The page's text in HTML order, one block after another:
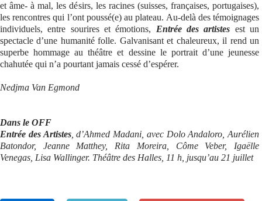
et âme- à mal, les désirs, les racines (suisses, françaises, portugaises),
les rencontres qui l’ont poussé(e) au plateau. Au-delà des témoignages
individuels, entre sourires et émotions, Entrée des artistes est un
spectacle d’une humanité folle. Galvanisant et chaleureux, il rend un
superbe hommage au théâtre et dessine le portrait d’une jeunesse
chahutée qui n’a pourtant jamais cessé d’espérer.
Nedjma Van Egmond
Dans le OFF
Entrée des Artistes, d’Ahmed Madani, avec Dolo Andaloro, Aurélien
Batondor, Jeanne Matthey, Rita Moreira, Côme Veber, Igaëlle
Venegas, Lisa Wallinger. Théâtre des Halles, 11 h, jusqu’au 21 juillet